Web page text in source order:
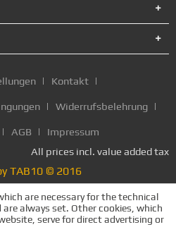
Kontakt
Widerrufsbelehrung
AGB
Impressum
All prices incl. value added tax
TAB10 © 2016
are necessary for the technical
always set. Other cookies, which
serve for direct advertising or